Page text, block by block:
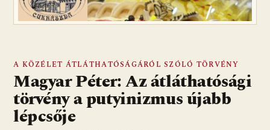
A KÖZÉLET ÁTLÁTHATÓSÁGÁRÓL SZÓLÓ TÖRVÉNY
Magyar Péter: Az átláthatósági
törvény a putyinizmus újabb
lépcsője